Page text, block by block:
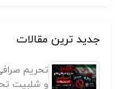
جدید ترین مقالات
تحریم
و شلبیت